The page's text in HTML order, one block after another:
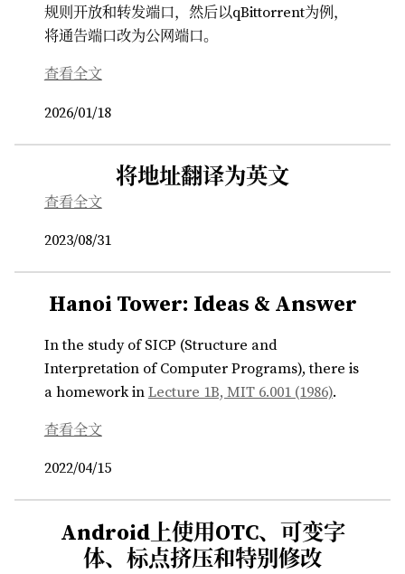
规则开放和转发端口，然后以qBittorrent为例，
将通告端口改为公网端口。
查看全文
2026/01/18
将地址翻译为英文
查看全文
2023/08/31
Hanoi Tower: Ideas & Answer
In the study of SICP (Structure and
Interpretation of Computer Programs), there is
a homework in Lecture 1B, MIT 6.001 (1986).
查看全文
2022/04/15
Android上使用OTC、可变字
体、标点挤压和特别修改